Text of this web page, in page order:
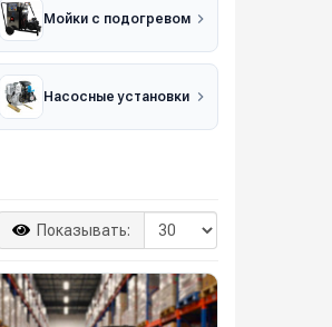
Мойки с подогревом
Насосные установки
Показывать: